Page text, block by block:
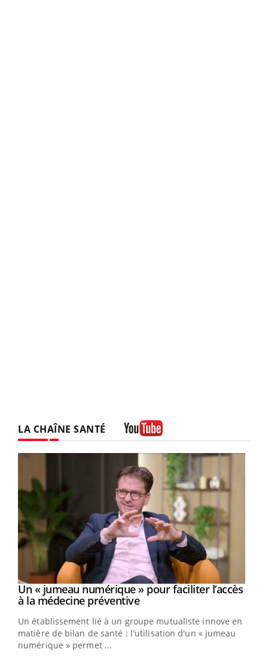
LA CHAÎNE SANTÉ
Youtube
Un « jumeau numérique » pour faciliter l’accès
à la médecine préventiveYoutube
Un établissement lié à un groupe mutualiste innove en
matière de bilan de santé : l'utilisation d'un « jumeau
numérique » permet ...